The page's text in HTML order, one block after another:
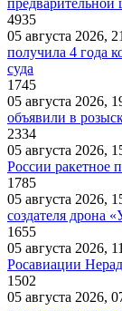
4935
05 августа 2026,
получила 4 года
суда
1745
05 августа 2026,
объявили в
2334
05 августа 2026,
России ракетное
1785
05 августа 2026,
создателя дрона
1655
05 августа 2026,
Росавиации
1502
05 августа 2026,